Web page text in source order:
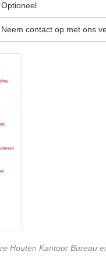
Optioneel
Neem contact op met ons
Houten Kantoor Bureau